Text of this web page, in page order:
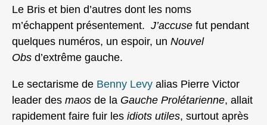
Le Bris et bien d’autres dont les noms
m’échappent présentement. J’accuse fut pendant
quelques numéros, un espoir, un Nouvel
Obs d’extrême gauche.
Le sectarisme de Benny Levy alias Pierre Victor
leader des maos de la Gauche Prolétarienne, allait
rapidement faire fuir les idiots utiles, surtout après